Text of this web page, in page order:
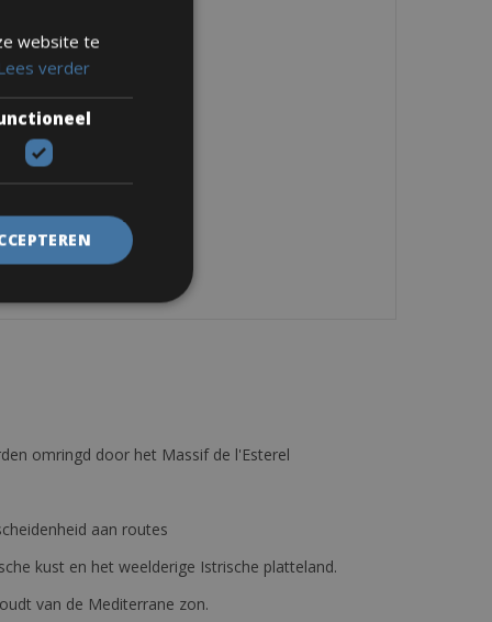
omringd door het Massif de l'Esterel
aan routes
kust en het weelderige Istrische platteland.
van de Mediterrane zon.
website te
verder